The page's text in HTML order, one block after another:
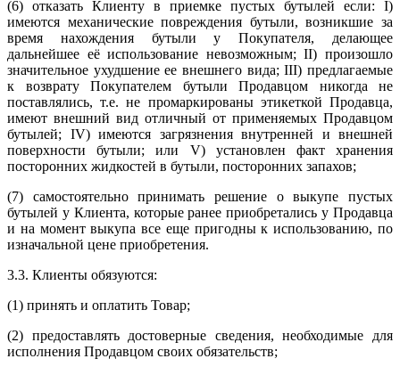
(6) отказать Клиенту в приемке пустых бутылей если: I)
имеются механические повреждения бутыли, возникшие за
время нахождения бутыли у Покупателя, делающее
дальнейшее её использование невозможным; II) произошло
значительное ухудшение ее внешнего вида; III) предлагаемые
к возврату Покупателем бутыли Продавцом никогда не
поставлялись, т.е. не промаркированы этикеткой Продавца,
имеют внешний вид отличный от применяемых Продавцом
бутылей; IV) имеются загрязнения внутренней и внешней
поверхности бутыли; или V) установлен факт хранения
посторонних жидкостей в бутыли, посторонних запахов;
(7) самостоятельно принимать решение о выкупе пустых
бутылей у Клиента, которые ранее приобретались у Продавца
и на момент выкупа все еще пригодны к использованию, по
изначальной цене приобретения.
3.3. Клиенты обязуются:
(1) принять и оплатить Товар;
(2) предоставлять достоверные сведения, необходимые для
исполнения Продавцом своих обязательств;